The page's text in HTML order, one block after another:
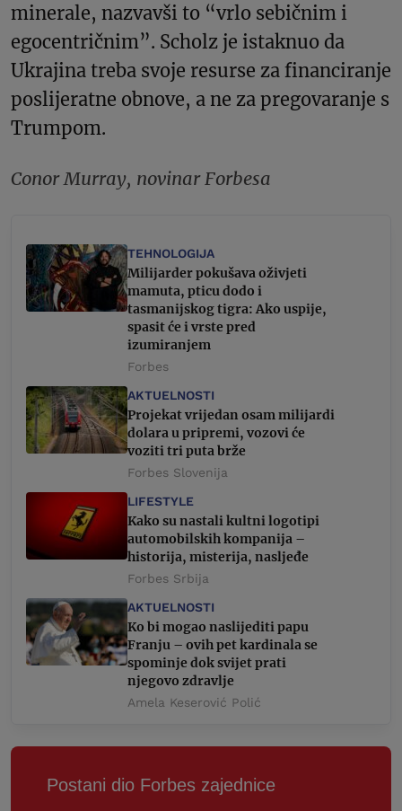
minerale, nazvavši to “vrlo sebičnim i
egocentričnim”. Scholz je istaknuo da
Ukrajina treba svoje resurse za financiranje
poslijeratne obnove, a ne za pregovaranje s
Trumpom.
Conor Murray, novinar Forbesa
TEHNOLOGIJA
Milijarder pokušava oživjeti
mamuta, pticu dodo i
tasmanijskog tigra: Ako uspije,
spasit će i vrste pred
izumiranjem
Forbes
AKTUELNOSTI
Projekat vrijedan osam milijardi
dolara u pripremi, vozovi će
voziti tri puta brže
Forbes Slovenija
LIFESTYLE
Kako su nastali kultni logotipi
automobilskih kompanija –
historija, misterija, nasljeđe
Forbes Srbija
AKTUELNOSTI
Ko bi mogao naslijediti papu
Franju – ovih pet kardinala se
spominje dok svijet prati
njegovo zdravlje
Amela Keserović Polić
Postani dio Forbes zajednice